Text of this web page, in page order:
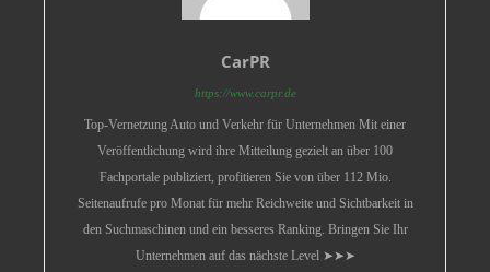
CarPR
https://www.carpr.de
Top-Vernetzung Auto und Verkehr für Unternehmen Mit einer
Veröffentlichung wird ihre Mitteilung gezielt an über 100
Fachportale publiziert, profitieren Sie von über 112 Mio.
Seitenaufrufe pro Monat für mehr Reichweite und Sichtbarkeit in
den Suchmaschinen und ein besseres Ranking. Bringen Sie Ihr
Unternehmen auf das nächste Level ➤➤➤